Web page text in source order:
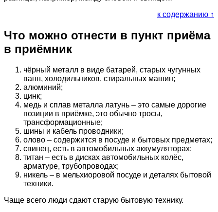
к содержанию ↑
Что можно отнести в пункт приёма
в приёмник
чёрный металл в виде батарей, старых чугунных
ванн, холодильников, стиральных машин;
алюминий;
цинк;
медь и сплав металла латунь – это самые дорогие
позиции в приёмке, это обычно тросы,
трансформационные;
шины и кабель проводники;
олово – содержится в посуде и бытовых предметах;
свинец, есть в автомобильных аккумуляторах;
титан – есть в дисках автомобильных колёс,
арматуре, трубопроводах;
никель – в мельхиоровой посуде и деталях бытовой
техники.
Чаще всего люди сдают старую бытовую технику.